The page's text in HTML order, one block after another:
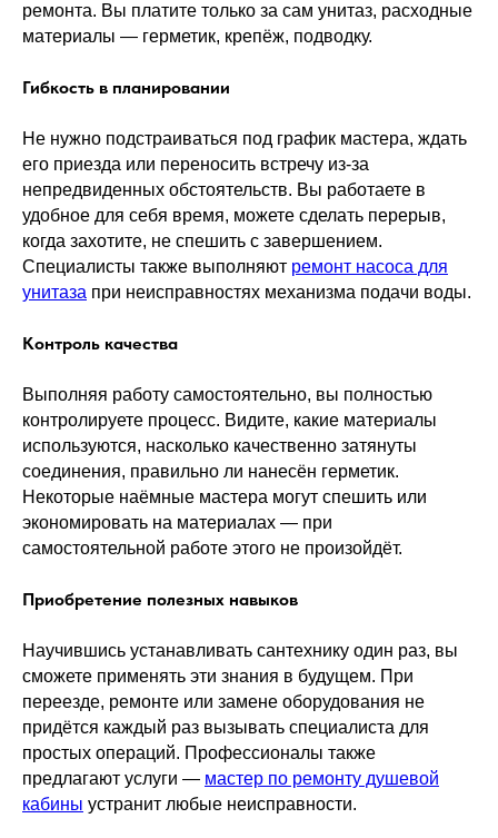
ремонта. Вы платите только за сам унитаз, расходные
материалы — герметик, крепёж, подводку.
Гибкость в планировании
Не нужно подстраиваться под график мастера, ждать
его приезда или переносить встречу из-за
непредвиденных обстоятельств. Вы работаете в
удобное для себя время, можете сделать перерыв,
когда захотите, не спешить с завершением.
Специалисты также выполняют ремонт насоса для
унитаза при неисправностях механизма подачи воды.
Контроль качества
Выполняя работу самостоятельно, вы полностью
контролируете процесс. Видите, какие материалы
используются, насколько качественно затянуты
соединения, правильно ли нанесён герметик.
Некоторые наёмные мастера могут спешить или
экономировать на материалах — при
самостоятельной работе этого не произойдёт.
Приобретение полезных навыков
Научившись устанавливать сантехнику один раз, вы
сможете применять эти знания в будущем. При
переезде, ремонте или замене оборудования не
придётся каждый раз вызывать специалиста для
простых операций. Профессионалы также
предлагают услуги — мастер по ремонту душевой
кабины устранит любые неисправности.